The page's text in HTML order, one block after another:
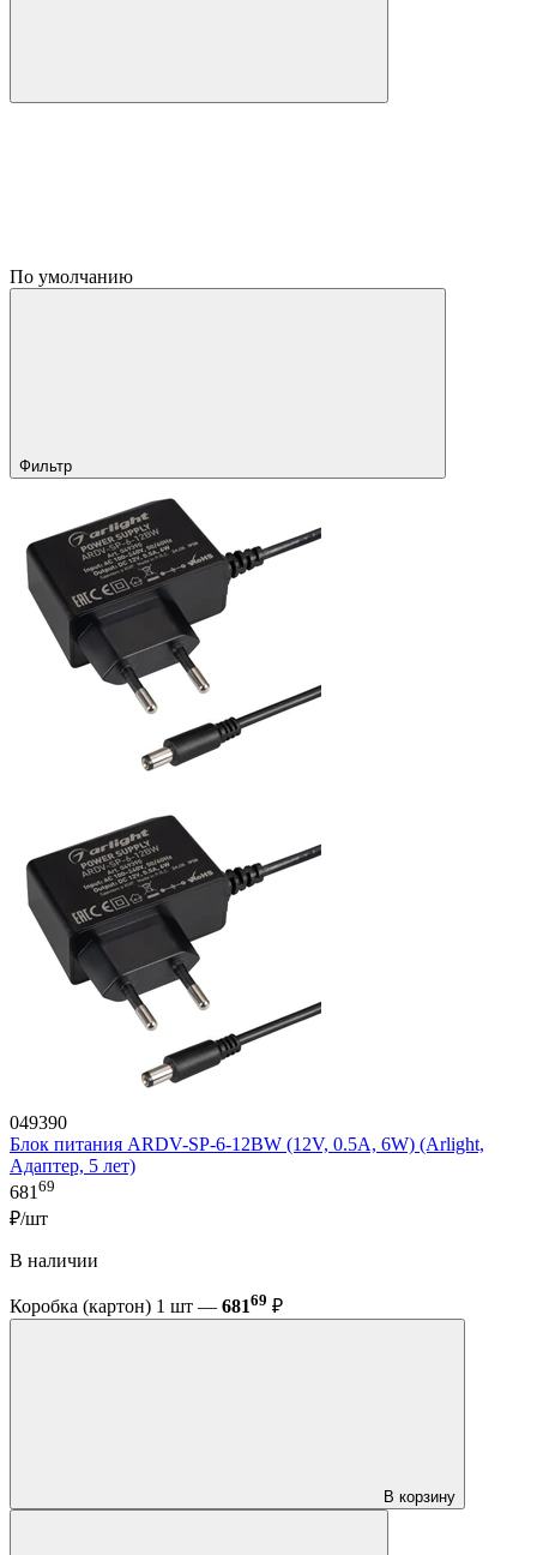
По умолчанию
Фильтр
049390
Блок питания ARDV-SP-6-12BW (12V, 0.5A, 6W) (Arlight,
Адаптер, 5 лет)
68169
₽/шт
В наличии
Коробка (картон) 1 шт — 68169 ₽
В корзину